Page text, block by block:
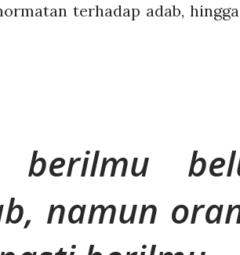
terhadap adab,
berilmu
namun